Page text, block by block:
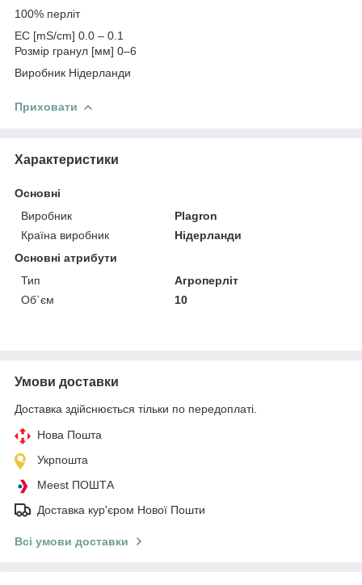
100% перліт
EC [mS/cm] 0.0 – 0.1
Розмір гранул [мм] 0–6
Виробник Нідерланди
Приховати
Характеристики
Основні
Виробник
Plagron
Країна виробник
Нідерланди
Основні атрибути
Тип
Агроперліт
Об`єм
10
Умови доставки
Доставка здійснюється тільки по передоплаті.
Нова Пошта
Укрпошта
Meest ПОШТА
Доставка кур'єром Нової Пошти
Всі умови доставки